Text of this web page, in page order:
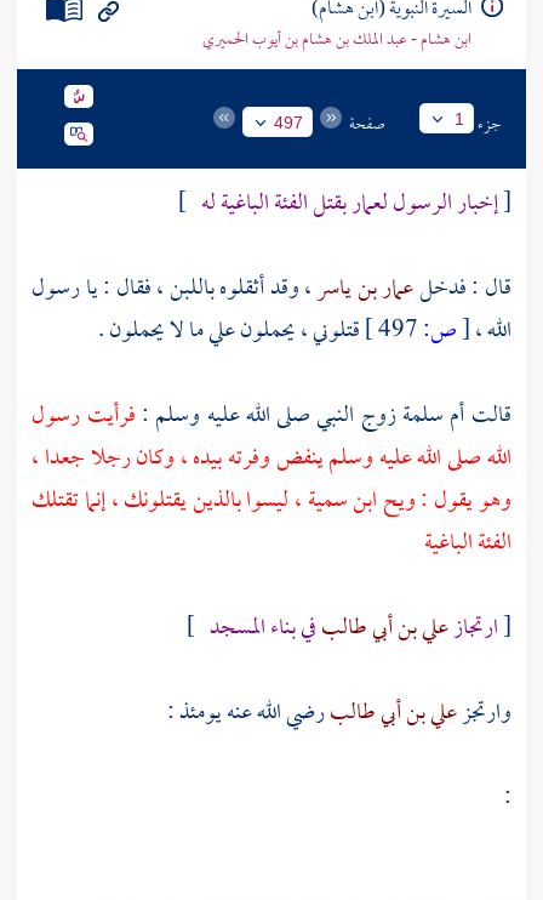
السيرة النبوية (ابن هشام)
ابن هشام - عبد الملك بن هشام بن أيوب الحميري
جزء 1 صفحة 497
[إخبار الرسول لعمار بقتل الفئة الباغية له ]
قال : فدخلعمار بن ياسر، وقد أثقلوه باللبن ، فقال : يا رسول
الله ،[ص:
قتلوني ، يحملون علي ما لا يحملون .
قالتأم سلمةزوج النبي صلى الله عليه وسلم :فرأيت رسول
الله صلى الله عليه وسلم ينفض وفرته بيده ، وكان رجلا جعدا ،
وهو يقول : ويحابن سمية ،ليسوا بالذين يقتلونك ، إنما تقتلك
الفئة الباغية
[ارتجازعلي بن أبي طالبفي بناء المسجد ]
وارتجزعلي بن أبي طالبرضي الله عنه يومئذ :
: